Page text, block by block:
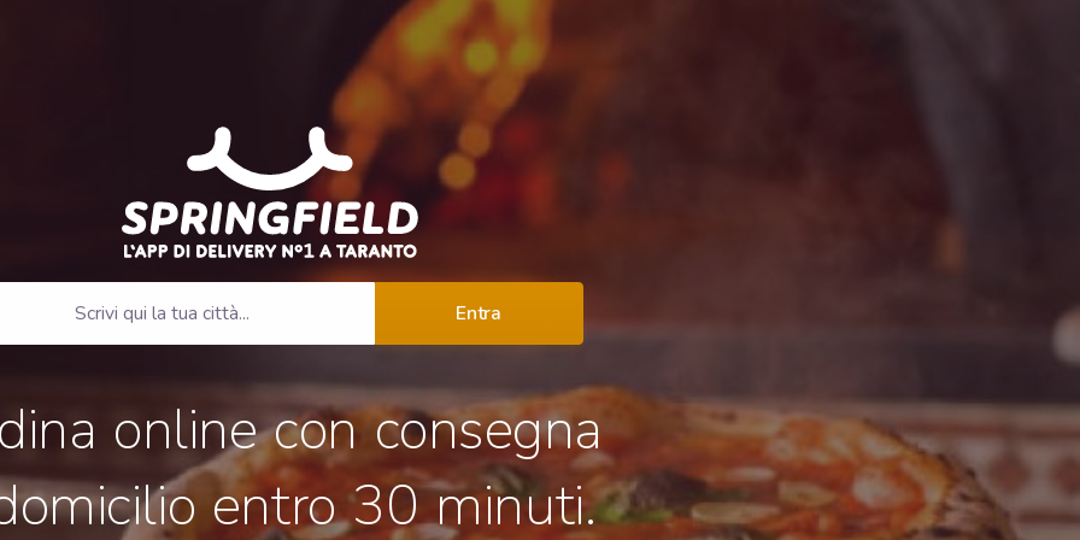
Entra
online con consegna
entro 30 minuti.